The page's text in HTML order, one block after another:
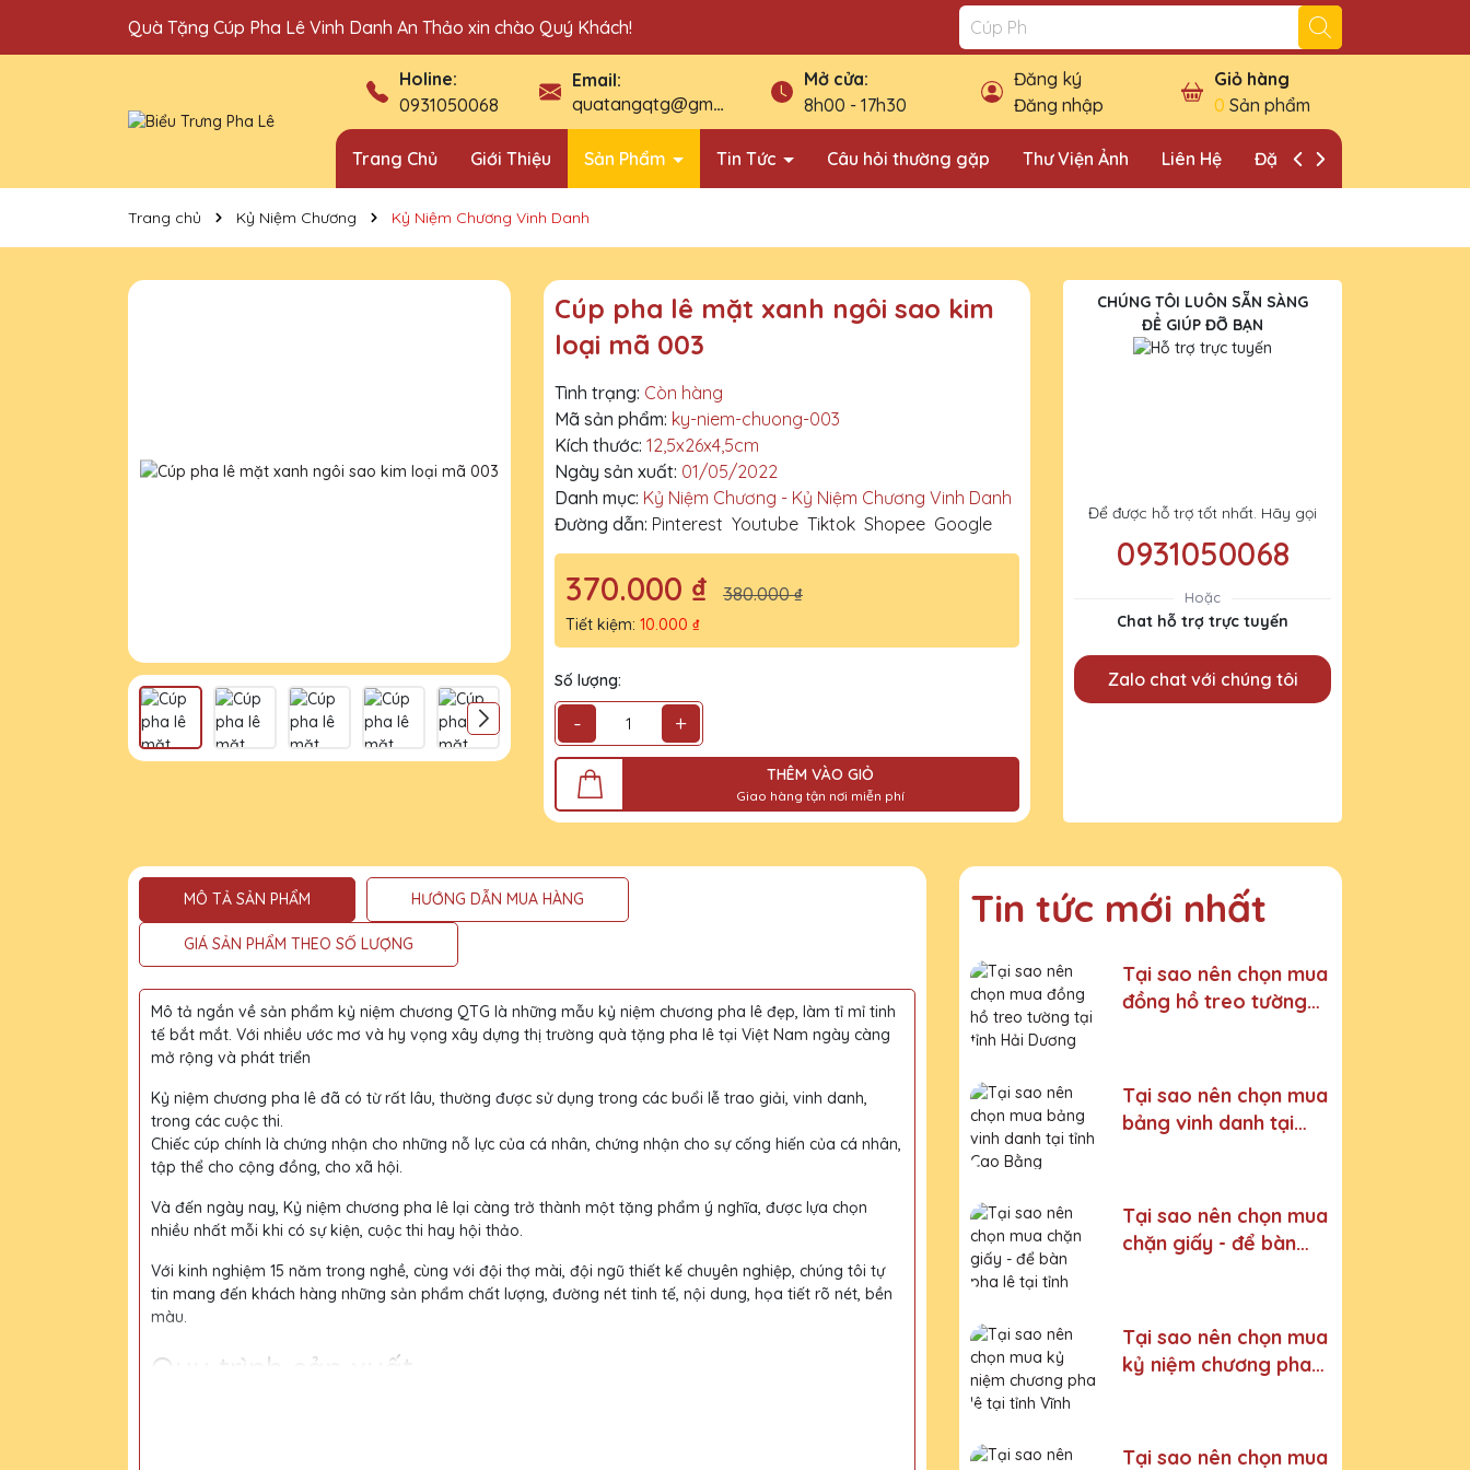
Quà Tặng Cúp Pha Lê Vinh Danh An Thảo xin chào Quý Khách!
Địa chỉ bán cúp vinh danh uy tín tại Hà Nội!
Holine:
0931050068
Email:
quatangqtg@gmail.com
Mở cửa:
8h00 - 17h30
Đăng ký
Đăng nhập
Giỏ hàng
0 Sản phẩm
Trang Chủ Giới Thiệu Sản Phẩm Tin Tức Câu hỏi thường gặp Thư Viện Ảnh Liên Hệ Đặt Lịch Khảo Sát
Trang chủ Kỷ Niệm Chương Kỷ Niệm Chương Vinh Danh
Cúp pha lê mặt xanh ngôi sao kim
loại mã 003
Tình trạng: Còn hàng
Mã sản phẩm: ky-niem-chuong-003
Kích thước: 12,5x26x4,5cm
Ngày sản xuất: 01/05/2022
Danh mục: Kỷ Niệm Chương - Kỷ Niệm Chương Vinh Danh
Đường dẫn: Pinterest Youtube Tiktok Shopee Google
370.000 ₫ 380.000 ₫
Tiết kiệm: 10.000 ₫
Số lượng:
- +
THÊM VÀO GIỎ
Giao hàng tận nơi miễn phí
CHÚNG TÔI LUÔN SẴN SÀNG
ĐỂ GIÚP ĐỠ BẠN
Để được hỗ trợ tốt nhất. Hãy gọi
0931050068
Hoặc
Chat hỗ trợ trực tuyến
Zalo chat với chúng tôi
MÔ TẢ SẢN PHẨM HƯỚNG DẪN MUA HÀNG
GIÁ SẢN PHẨM THEO SỐ LƯỢNG
Mô tả ngắn về sản phẩm kỷ niệm chương QTG là những mẫu kỷ niệm chương pha lê đẹp, làm tỉ mỉ tinh
tế bắt mắt. Với nhiều ước mơ và hy vọng xây dựng thị trường quà tặng pha lê tại Việt Nam ngày càng
mở rộng và phát triển
Kỷ niệm chương pha lê đã có từ rất lâu, thường được sử dụng trong các buổi lễ trao giải, vinh danh,
trong các cuộc thi.
Chiếc cúp chính là chứng nhận cho những nỗ lực của cá nhân, chứng nhận cho sự cống hiến của cá nhân,
tập thể cho cộng đồng, cho xã hội.
Và đến ngày nay, Kỷ niệm chương pha lê lại càng trở thành một tặng phẩm ý nghĩa, được lựa chọn
nhiều nhất mỗi khi có sự kiện, cuộc thi hay hội thảo.
Với kinh nghiệm 15 năm trong nghề, cùng với đội thợ mài, đội ngũ thiết kế chuyên nghiệp, chúng tôi tự
tin mang đến khách hàng những sản phẩm chất lượng, đường nét tinh tế, nội dung, họa tiết rõ nét, bền
màu.
Quy trình sản xuất
Tin tức mới nhất
Tại sao nên chọn mua
đồng hồ treo tường
Tại sao nên chọn mua
bảng vinh danh tại
Tại sao nên chọn mua
chặn giấy - để bàn
Tại sao nên chọn mua
kỷ niệm chương pha
Tại sao nên chọn mua